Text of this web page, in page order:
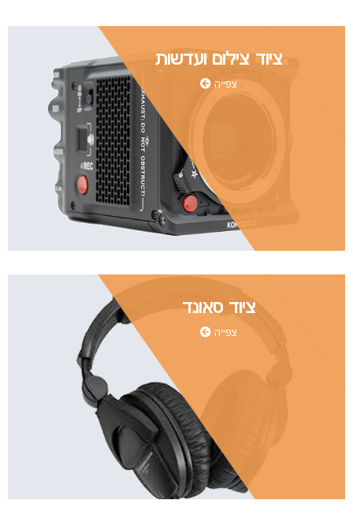
ציוד צילום ועדשות
צפייה
ציוד סאונד
צפייה